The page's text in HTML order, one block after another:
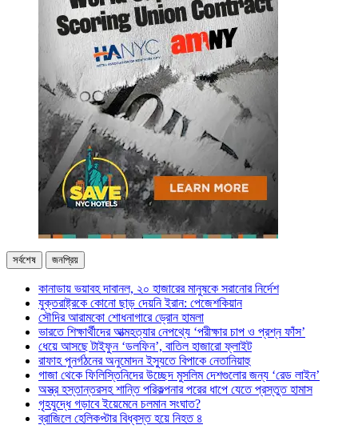
সর্বশেষ জনপ্রিয়
কানাডায় ভয়াবহ দাবানল, ২০ হাজারের মানুষকে সরানোর নির্দেশ
যুক্তরাষ্ট্রকে কোনো ছাড় দেয়নি ইরান: পেজেশকিয়ান
সৌদির আরামকো শোধনাগারে ড্রোন হামলা
ভারতে শিক্ষার্থীদের আত্মহত্যার নেপথ্যে ‘পরীক্ষার চাপ ও প্রশ্ন ফাঁস’
ধেয়ে আসছে টাইফুন ‘ডলফিন’, বাতিল হাজারো ফ্লাইট
রাফাহ পুনর্গঠনের অনুমোদন ইস্যুতে বিপাকে নেতানিয়াহু
গাজা থেকে ফিলিস্তিনিদের উচ্ছেদ মুসলিম দেশগুলোর জন্য ‘রেড লাইন’
অস্ত্র হস্তান্তরসহ শান্তি পরিকল্পনার পরের ধাপে যেতে প্রস্তুত হামাস
গৃহযুদ্ধে গড়াবে ইয়েমেনে চলমান সংঘাত?
ব্রাজিলে হেলিকপ্টার বিধ্বস্ত হয়ে নিহত ৪